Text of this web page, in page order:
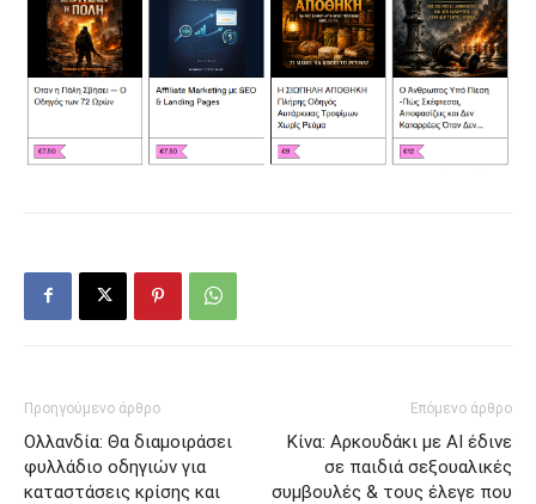
Προηγούμενο άρθρο
Ολλανδία: Θα διαμοιράσει
φυλλάδιο οδηγιών για
καταστάσεις κρίσης και
Επόμενο άρθρο
Κίνα: Αρκουδάκι με ΑΙ έδινε
σε παιδιά σεξουαλικές
συμβουλές & τους έλεγε που